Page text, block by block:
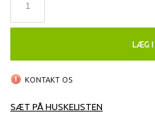
LÆG I
KONTAKT OS
SÆT PÅ HUSKELISTEN